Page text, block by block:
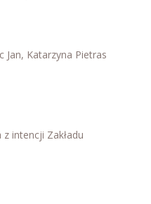
Jan, Katarzyna Pietras
intencji Zakładu